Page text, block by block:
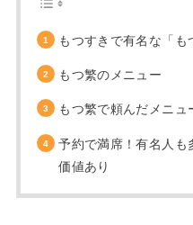
もつすきで有名な「も
もつ繁のメニュー
もつ繁で頼んだメニュ
予約で満席！有名人も
価値あり